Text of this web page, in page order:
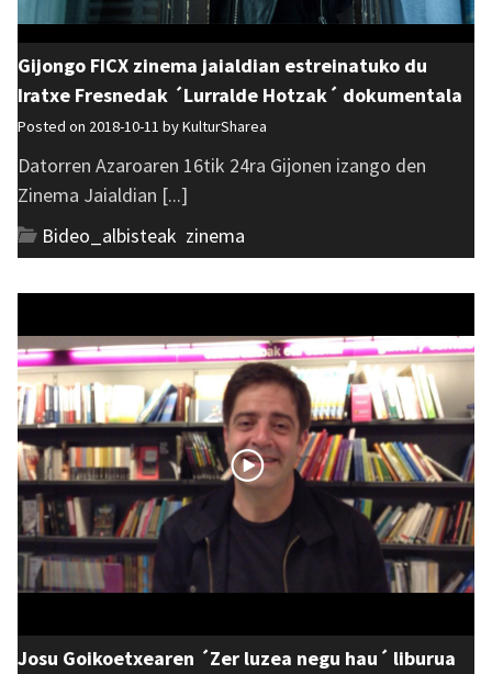
Gijongo FICX zinema jaialdian estreinatuko du
Iratxe Fresnedak ´Lurralde Hotzak´ dokumentala
Posted on 2018-10-11 byKulturSharea
Datorren Azaroaren 16tik 24ra Gijonen izango den
Zinema Jaialdian [...]
Bideo_albisteak zinema
Josu Goikoetxearen ´Zer luzea negu hau´ liburua